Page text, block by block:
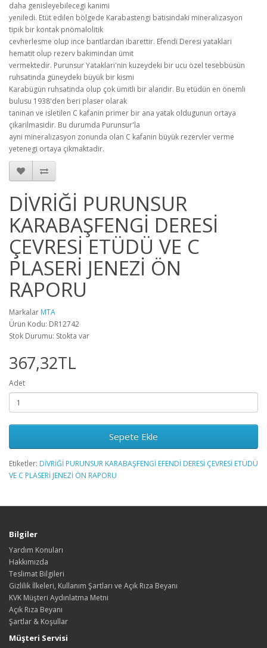
daha genisleyebilecegi kanimi
yeniledi. Etüt edilen bölgede Karabastengi batisindaki mineralizasyon
tipik bir kontak pnömalolitik
cevherlesme olup ince bantlardan ibarettir. Efendi Deresi yataklari
hematit olup rezerv bakimindan ümit
vermektedir. Purunsur Yataklari'nin kuzeydeki bir ucu özel tesebbüsün
ruhsatinda güneydeki büyük bir kismi
Karabügün ruhsatinda olup çok ümitli bir alandir. Bu etüdün en önemli
bulusu 1938'den beri plaser olarak
taninan ve isletilen C kafanin primer bir ana yatak oldugunun ortaya
çikarilmasidir. Bu durumda Purunsur'la
ayni mineralizasyon zonunda olan C kafanin büyük rezervler verme
yetenegi ortaya çikmaktadir.
DİVRİĞİ PURUNSUR
KARABAŞFENGİ DERESİ
ÇEVRESİ ETÜDÜ VE C
PLASERİ JENEZİ ÖN
RAPORU
Markalar MTA
Ürün Kodu: DR12742
Stok Durumu: Stokta var
367,32TL
Adet
Sepete Ekle
Etiketler: DİVRİĞİ PURUNSUR KARABAŞFENGİ EFENDİ DERESİ ÇEVRESİ ETÜDÜ
VE C PLASERİ JENEZİ ÖN RAPORU
Bilgiler
Yardım Konuları
Hakkımızda
Teslimat Bilgileri
Gizlilik İlkeleri, Kullanım Şartları ve Açık Rıza Beyanı
KVK Müşteri Aydınlatma Metni
Açık Rıza Beyanı
Şartlar & Koşullar
Müşteri Servisi